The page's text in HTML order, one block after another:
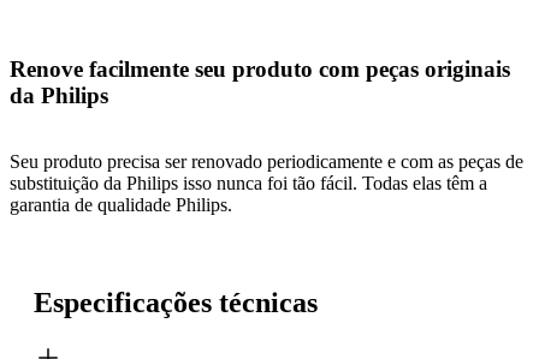
Renove facilmente seu produto com peças originais
da Philips
Seu produto precisa ser renovado periodicamente e com as peças de
substituição da Philips isso nunca foi tão fácil. Todas elas têm a
garantia de qualidade Philips.
Especificações técnicas